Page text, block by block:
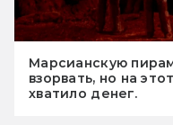
Марсианскую
взорвать, но на
хватило денег.